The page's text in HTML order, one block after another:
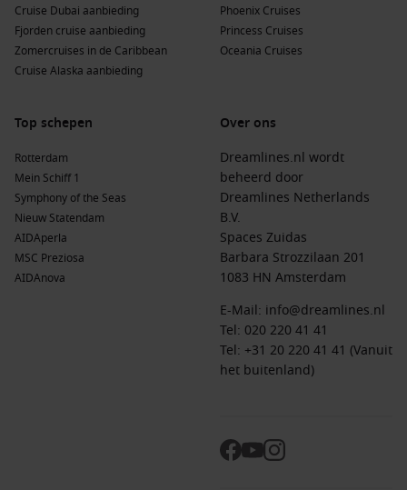
Cruise Dubai aanbieding
Fjorden cruise aanbieding
Zomercruises in de Caribbean
Cruise Alaska aanbieding
Phoenix Cruises
Princess Cruises
Oceania Cruises
Top schepen
Rotterdam
Mein Schiff 1
Symphony of the Seas
Nieuw Statendam
AIDAperla
MSC Preziosa
AIDAnova
Over ons
Dreamlines.nl wordt
beheerd door
Dreamlines Netherlands
B.V.
Spaces Zuidas
Barbara Strozzilaan 201
1083 HN Amsterdam
E-Mail: info@dreamlines.nl
Tel: 020 220 41 41
Tel: +31 20 220 41 41 (Vanuit
het buitenland)